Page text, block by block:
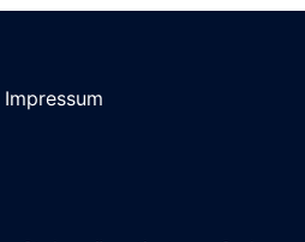
Impressum